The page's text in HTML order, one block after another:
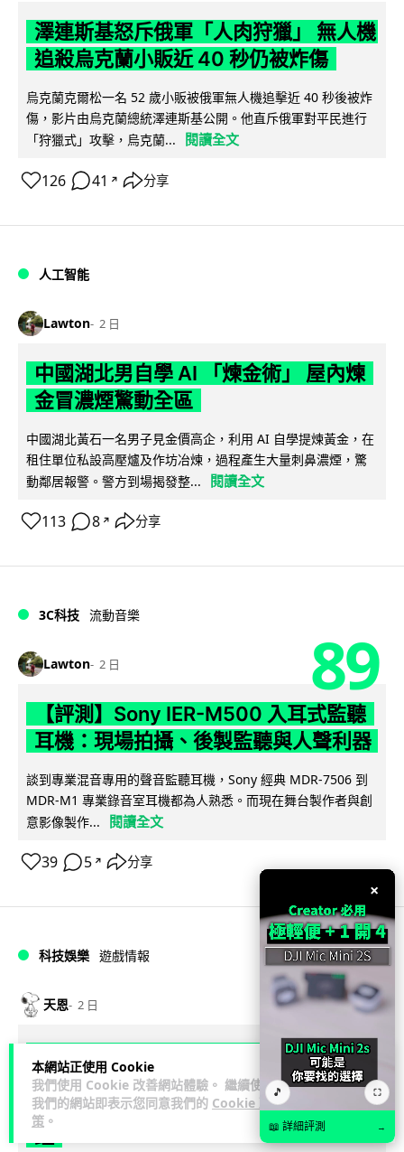
本網站正使用 Cookie
我們使用 Cookie 改善網站體驗。 繼續使用
我們的網站即表示您同意我們的 Cookie 政
策 。
澤連斯基怒斥俄軍「人肉狩獵」 無人機
追殺烏克蘭小販近 40 秒仍被炸傷
烏克蘭克爾松一名 52 歲小販被俄軍無人機追擊近 40 秒後被炸
傷，影片由烏克蘭總統澤連斯基公開。他直斥俄軍對平民進行
「狩獵式」攻擊，烏克蘭...
閱讀全文
126 41 ↗ 分享
人工智能
Lawton 2 日
中國湖北男自學 AI 「煉金術」 屋內煉
金冒濃煙驚動全區
中國湖北黃石一名男子見金價高企，利用 AI 自學提煉黃金，在
租住單位私設高壓爐及作坊冶煉，過程產生大量刺鼻濃煙，驚
動鄰居報警。警方到場揭發整...
閱讀全文
113 8 ↗ 分享
3C科技 流動音樂
Lawton 2 日 89
【評測】Sony IER-M500 入耳式監聽
耳機：現場拍攝、後製監聽與人聲利器
談到專業混音專用的聲音監聽耳機，Sony 經典 MDR-7506 到
MDR-M1 專業錄音室耳機都為人熟悉。而現在舞台製作者與創
意影像製作...
閱讀全文
39 5 ↗ 分享
科技娛樂 遊戲情報
天恩 2 日
《魔獸世界：至暗之夜》12.1 「烏拉特
克的詛咒」專訪：巢穴不為提高世界首
領門檻而設 《諸王之眠》縮短約 10 分
鐘
×
🎵 ⛶
📖 詳細評測 →